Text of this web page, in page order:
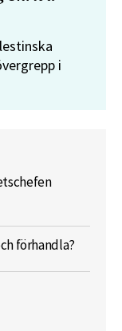
i
förhandla?